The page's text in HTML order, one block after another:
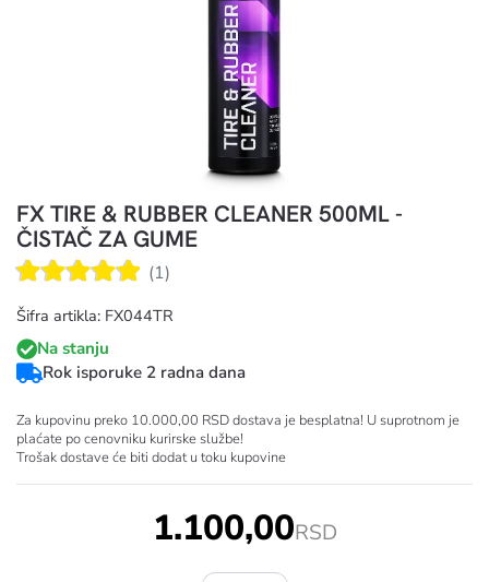
FX TIRE & RUBBER CLEANER 500ML -
ČISTAČ ZA GUME
(1)
Šifra artikla: FX044TR
Na stanju
Rok isporuke 2 radna dana
Za kupovinu preko 10.000,00 RSD dostava je besplatna! U suprotnom je
plaćate po cenovniku kurirske službe!
Trošak dostave će biti dodat u toku kupovine
1.100,00RSD
FX TIRE & RUBBER